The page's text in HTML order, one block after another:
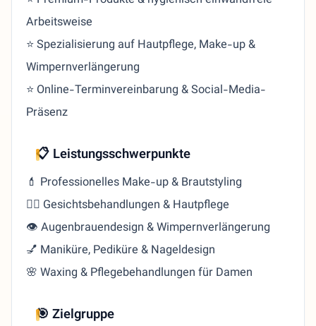
Arbeitsweise
⭐ Spezialisierung auf Hautpflege, Make-up &
Wimpernverlängerung
⭐ Online-Terminvereinbarung & Social-Media-
Präsenz
📋 Leistungsschwerpunkte
💄 Professionelles Make-up & Brautstyling
🧖‍♀️ Gesichtsbehandlungen & Hautpflege
👁️ Augenbrauendesign & Wimpernverlängerung
💅 Maniküre, Pediküre & Nageldesign
🌸 Waxing & Pflegebehandlungen für Damen
🎯 Zielgruppe